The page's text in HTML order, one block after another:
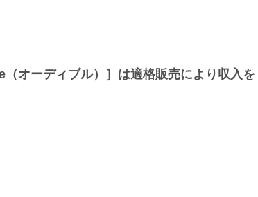
オーディブル）］は適格販売により収入を